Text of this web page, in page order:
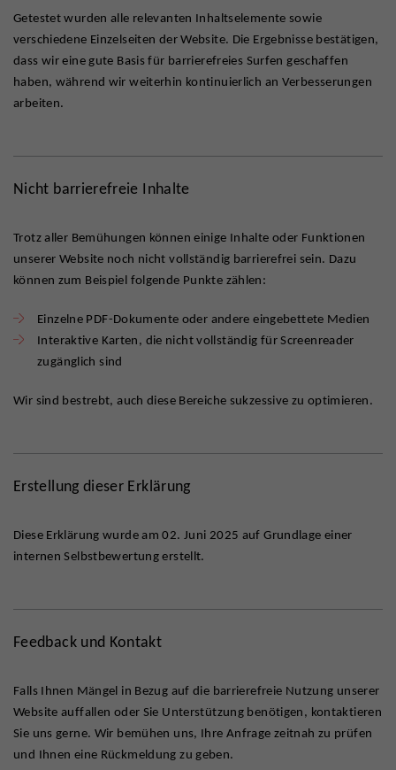
Getestet wurden alle relevanten Inhaltselemente sowie
verschiedene Einzelseiten der Website. Die Ergebnisse bestätigen,
dass wir eine gute Basis für barrierefreies Surfen geschaffen
haben, während wir weiterhin kontinuierlich an Verbesserungen
arbeiten.
Nicht barrierefreie Inhalte
Trotz aller Bemühungen können einige Inhalte oder Funktionen
unserer Website noch nicht vollständig barrierefrei sein. Dazu
können zum Beispiel folgende Punkte zählen:
Einzelne PDF-Dokumente oder andere eingebettete Medien
Interaktive Karten, die nicht vollständig für Screenreader
zugänglich sind
Wir sind bestrebt, auch diese Bereiche sukzessive zu optimieren.
Erstellung dieser Erklärung
Diese Erklärung wurde am 02. Juni 2025 auf Grundlage einer
internen Selbstbewertung erstellt.
Feedback und Kontakt
Falls Ihnen Mängel in Bezug auf die barrierefreie Nutzung unserer
Website auffallen oder Sie Unterstützung benötigen, kontaktieren
Sie uns gerne. Wir bemühen uns, Ihre Anfrage zeitnah zu prüfen
und Ihnen eine Rückmeldung zu geben.